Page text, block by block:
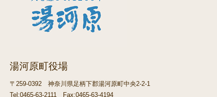
湯河原町役場
〒259-0392
神奈川県足柄下郡湯河原町中央2-2-1
Tel:0465-63-2111
Fax:0465-63-4194